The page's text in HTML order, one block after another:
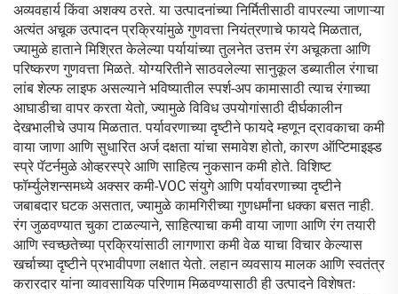
अव्यवहार्य किंवा अशक्य ठरते. या उत्पादनांच्या निर्मितीसाठी वापरल्या जाणाऱ्या
अत्यंत अचूक उत्पादन प्रक्रियांमुळे गुणवत्ता नियंत्रणाचे फायदे मिळतात,
ज्यामुळे हाताने मिश्रित केलेल्या पर्यायांच्या तुलनेत उत्तम रंग अचूकता आणि
परिष्करण गुणवत्ता मिळते. योग्यरितीने साठवलेल्या सानुकूल डब्यातील रंगाचा
लांब शेल्फ लाइफ असल्याने भविष्यातील स्पर्श-अप कामासाठी त्याच रंगाच्या
आघाडीचा वापर करता येतो, ज्यामुळे विविध उपयोगांसाठी दीर्घकालीन
देखभालीचे उपाय मिळतात. पर्यावरणाच्या दृष्टीने फायदे म्हणून द्रावकाचा कमी
वाया जाणा आणि सुधारित अर्ज दक्षता यांचा समावेश होतो, कारण ऑप्टिमाइझ्ड
स्प्रे पॅटर्नमुळे ओव्हरस्प्रे आणि साहित्य नुकसान कमी होते. विशिष्ट
फॉर्म्युलेशन्समध्ये अक्सर कमी-VOC संयुगे आणि पर्यावरणाच्या दृष्टीने
जबाबदार घटक असतात, ज्यामुळे कामगिरीच्या गुणधर्मांना धक्का बसत नाही.
रंग जुळवण्यात चुका टाळल्याने, साहित्याचा कमी वाया जाणा आणि रंग तयारी
आणि स्वच्छतेच्या प्रक्रियांसाठी लागणारा कमी वेळ याचा विचार केल्यास
खर्चाच्या दृष्टीने प्रभावीपणा लक्षात येतो. लहान व्यवसाय मालक आणि स्वतंत्र
करारदार यांना व्यावसायिक परिणाम मिळवण्यासाठी ही उत्पादने विशेषतः